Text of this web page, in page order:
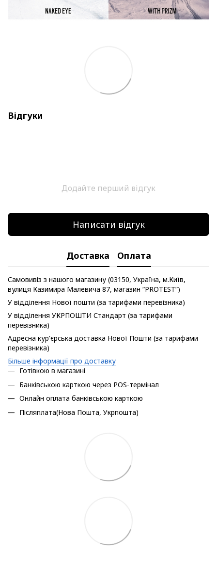
Відгуки
Додайте перший відгук
Написати відгук
Доставка Оплата
Самовивіз з нашого магазину (03150, Україна, м.Київ,
вулиця Казимира Малевича 87, магазин “PROTEST”)
У відділення Нової пошти (за тарифами перевізника)
У відділення УКРПОШТИ Стандарт (за тарифами
перевізника)
Адресна кур'єрська доставка Нової Пошти (за тарифами
перевізника)
Більше інформації про доставку
Готівкою в магазині
Банківською карткою через POS-термінал
Онлайн оплата банківською карткою
Післяплата(Нова Пошта, Укрпошта)